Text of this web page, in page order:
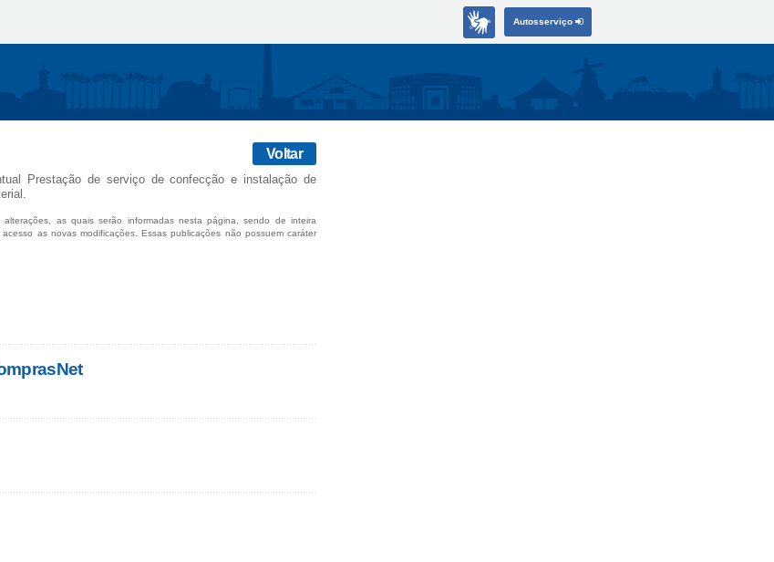
Autosserviço
Voltar
Prestação de serviço de confecção e instalação de
as quais serão informadas nesta página, sendo de inteira
as novas modificações. Essas publicações não possuem caráter